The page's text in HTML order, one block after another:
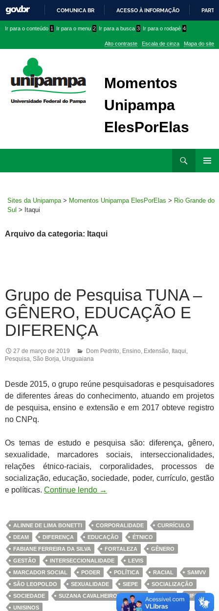
PARA
CONTEÚDO
COMUNICA BR ACESSO À INFORMAÇÃO
conteúdo
menu
superior
menu
Ir para o conteúdo 1 Ir para o menu 2 Ir para a busca 3 Ir para o rodapé 4
Alto contraste Escala de cinza Mapa do site
Momentos
Unipampa
ElesPorElas
Sites da Unipampa > Momentos Unipampa ElesPorElas > Rio Grande do
Sul > Itaqui
Arquivo da categoria: Itaqui
Grupo de Pesquisa TUNA –
GÊNERO, EDUCAÇÃO E
DIFERENÇA
27 de março de 2019 Dom Pedrito Ensino Extensão Itaqui
Pesquisa São Borja Uruguaiana
Desde 2015, o grupo reúne pesquisadoras e pesquisadores
de diferentes áreas do conhecimento, atuando em projetos
de pesquisa, ensino e extensão e em 2017 obteve registro
no CNPq.
Os temas de estudo e pesquisa são: diferença, gênero,
sexualidade, marcadores sociais, interseccionalidades,
relações étnico-raciais, corporalidades, processos de
socialização, educação, sociedade, poder, currículo, gestão
e políticas. Continue lendo →
ALINNE DE LIMA BONETTI CORPORALIDADE
CURRÍCULO
DEAM
DIFERENÇA EDUCAÇÃO
ÉTNICO
FABIANE FERREIRA DA SILVA
FORTALEZA
GÊNERO
GESTÃO
INTERSECCIONALIDADE
LEVIS
MARCADOR SOCIAL
PODER POLÍTICA RACIAL
SAMVV
SÃO LEOPOLDO
SEXUALIDADE SIEPE
SOCIALIZAÇÃO
SOCIEDADE
SUZANA CAVALHEIRO DE JESUS TUNA
UFSC
UNISINOS